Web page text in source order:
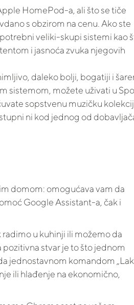
HomePod-a, ali što se tiče
s obzirom na cenu. Ako ste
veliki-skupi sistemi kao
i jasnoća zvuka njegovih
daleko bolji, bogatiji i
sistemom, možete uživati u
sopstvenu muzičku
ni kod jednog od
domom: omogućava vam da
Google Assistant-a, čak i
u kuhinji ili možemo da
stvar je to što jednom
jednostavnom komandom
ili hlađenje na ekonomično,